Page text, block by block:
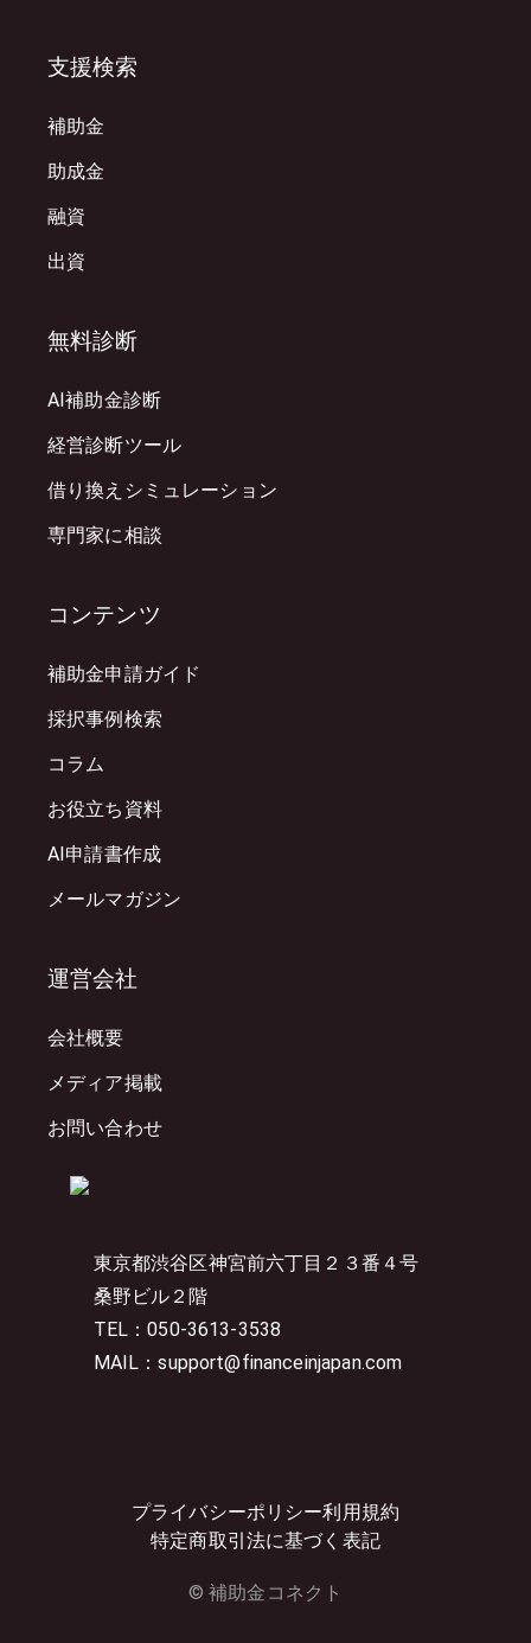
東京都渋谷区神宮前六丁目２３番４号
桑野ビル２階
TEL：050-3613-3538
MAIL：support@financeinjapan.com
プライバシーポリシー利用規約
特定商取引法に基づく表記
© 補助金コネクト
支援検索
補助金
助成金
融資
出資
無料診断
AI補助金診断
経営診断ツール
借り換えシミュレーション
専門家に相談
コンテンツ
補助金申請ガイド
採択事例検索
コラム
お役立ち資料
AI申請書作成
メールマガジン
運営会社
会社概要
メディア掲載
お問い合わせ